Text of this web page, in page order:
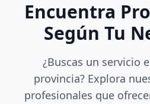
Encuentra
Según Tu
¿Buscas un servicio
provincia? Explora
profesionales que